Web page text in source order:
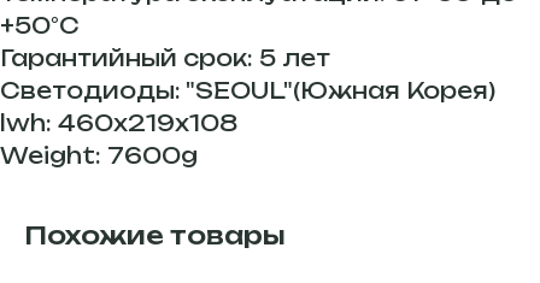
+50°С
Гарантийный срок: 5 лет
Светодиоды: "SEOUL"(Южная Корея)
lwh: 460x219x108
Weight: 7600g
Похожие товары